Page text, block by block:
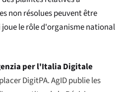
non résolues peuvent être
joue le rôle d'organisme national
per l'Italia Digitale
DigitPA. AgID publie les